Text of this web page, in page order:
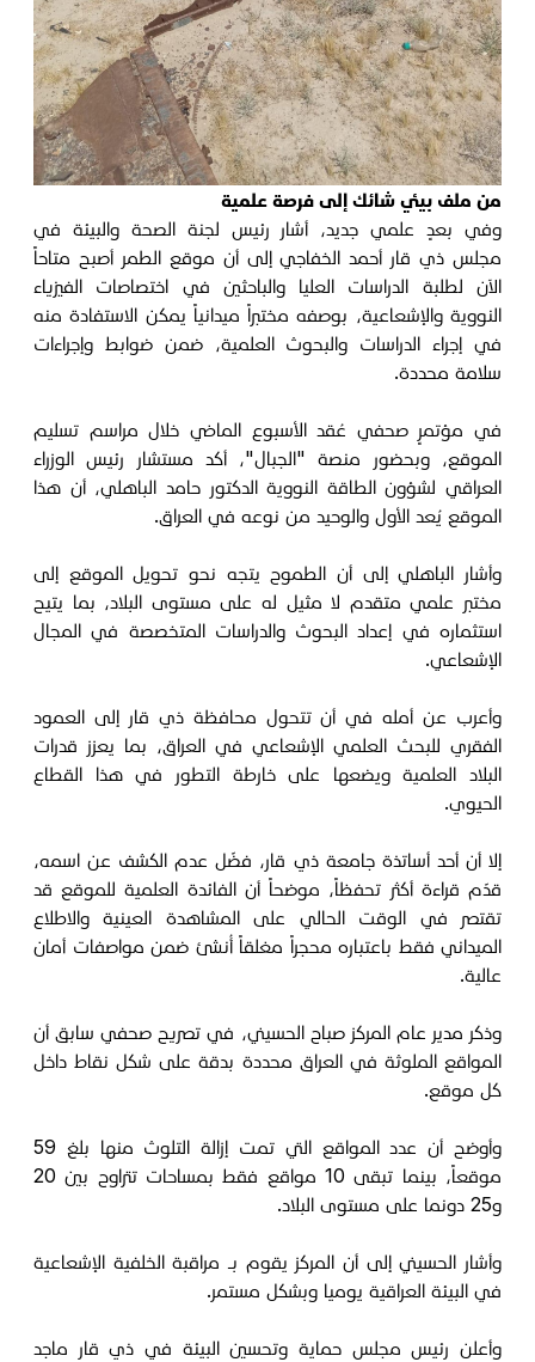
من ملف بيئي شائك إلى فرصة علمية
وفي بعدٍ علمي جديد، أشار رئيس لجنة الصحة والبيئة في
مجلس ذي قار أحمد الخفاجي إلى أن موقع الطمر أصبح متاحاً
الآن لطلبة الدراسات العليا والباحثين في اختصاصات الفيزياء
النووية والإشعاعية، بوصفه مختبراً ميدانياً يمكن الاستفادة منه
في إجراء الدراسات والبحوث العلمية، ضمن ضوابط وإجراءات
سلامة محددة.
في مؤتمرٍ صحفي عُقد الأسبوع الماضي خلال مراسم تسليم
الموقع، وبحضور منصة "الجبال"، أكد مستشار رئيس الوزراء
العراقي لشؤون الطاقة النووية الدكتور حامد الباهلي، أن هذا
الموقع يُعد الأول والوحيد من نوعه في العراق.
وأشار الباهلي إلى أن الطموح يتجه نحو تحويل الموقع إلى
مختبر علمي متقدم لا مثيل له على مستوى البلاد، بما يتيح
استثماره في إعداد البحوث والدراسات المتخصصة في المجال
الإشعاعي.
وأعرب عن أمله في أن تتحول محافظة ذي قار إلى العمود
الفقري للبحث العلمي الإشعاعي في العراق، بما يعزز قدرات
البلاد العلمية ويضعها على خارطة التطور في هذا القطاع
الحيوي.
إلا أن أحد أساتذة جامعة ذي قار، فضّل عدم الكشف عن اسمه،
قدّم قراءة أكثر تحفظاً، موضحاً أن الفائدة العلمية للموقع قد
تقتصر في الوقت الحالي على المشاهدة العينية والاطلاع
الميداني فقط باعتباره محجراً مغلقاً أُنشئ ضمن مواصفات أمان
عالية.
وذكر مدير عام المركز صباح الحسيني، في تصريح صحفي سابق أن
المواقع الملوثة في العراق محددة بدقة على شكل نقاط داخل
كل موقع.
وأوضح أن عدد المواقع التي تمت إزالة التلوث منها بلغ 59
موقعاً، بينما تبقى 10 مواقع فقط بمساحات تتراوح بين 20
و25 دونما على مستوى البلاد.
وأشار الحسيني إلى أن المركز يقوم بـ مراقبة الخلفية الإشعاعية
في البيئة العراقية يوميا وبشكل مستمر.
وأعلن رئيس مجلس حماية وتحسين البيئة في ذي قار ماجد